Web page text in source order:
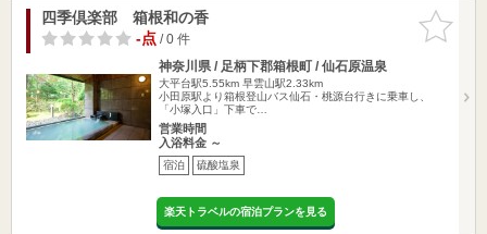
お気に入
りに追加
四季倶楽部 箱根和の香
-点/ 0 件
神奈川県 / 足柄下郡箱根町 / 仙石原温泉
大平台駅5.55km 早雲山駅2.33km
小田原駅より箱根登山バス仙石・桃源台行きに乗車し、
「小塚入口」下車で…
営業時間
入浴料金 ～
宿泊 硫酸塩泉
楽天トラベルの宿泊プランを見る